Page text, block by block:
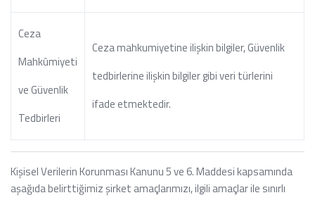
Ceza
Mahkûmiyeti
ve Güvenlik
Tedbirleri
Ceza mahkumiyetine ilişkin bilgiler, Güvenlik
tedbirlerine ilişkin bilgiler gibi veri türlerini
ifade etmektedir.
Kişisel Verilerin Korunması Kanunu 5 ve 6. Maddesi kapsamında
aşağıda belirttiğimiz şirket amaçlarımızı, ilgili amaçlar ile sınırlı